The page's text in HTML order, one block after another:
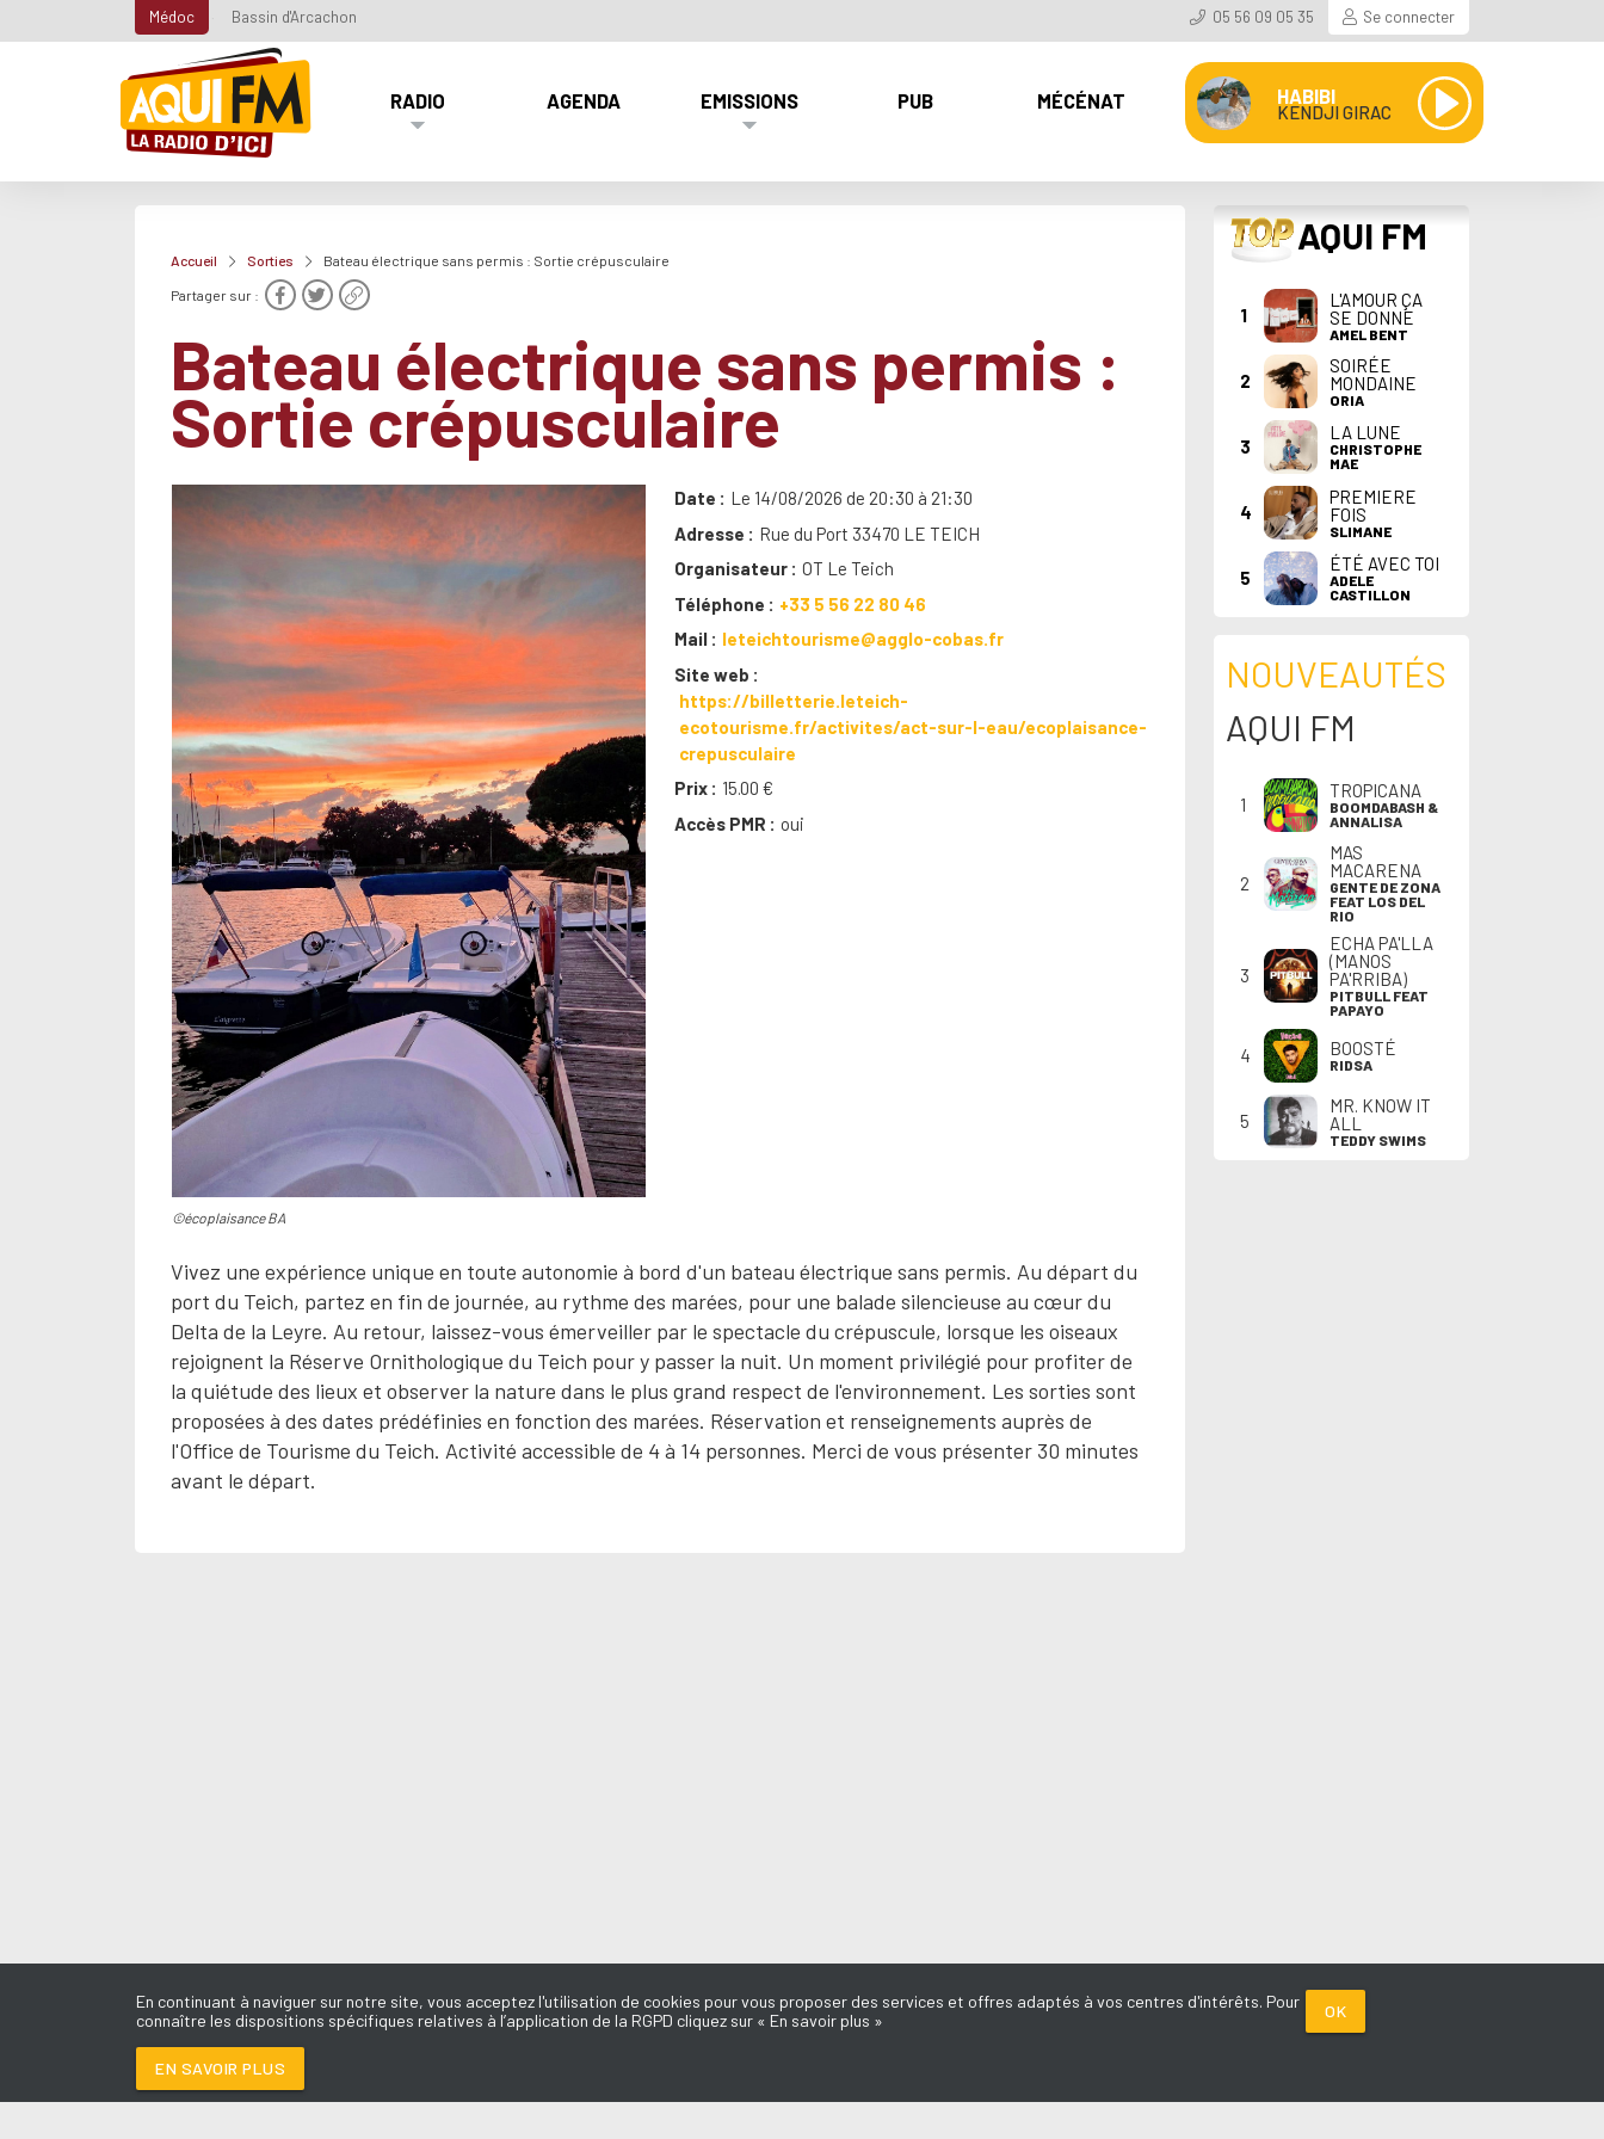
Médoc Bassin d'Arcachon 05 56 09 05 35 Se connecter
RADIO AGENDA EMISSIONS PUB MÉCÉNAT HABIBI
KENDJI GIRAC
Accueil Sorties Bateau électrique sans permis : Sortie crépusculaire
Partager sur :
Bateau électrique sans permis :
Sortie crépusculaire
©écoplaisance BA
Date
Le 14/08/2026 de 20:30 à 21:30
Adresse
Rue du Port 33470 LE TEICH
Organisateur
OT Le Teich
Téléphone
+33 5 56 22 80 46
Mail
leteichtourisme@agglo-cobas.fr
Site web
https://billetterie.leteich-
ecotourisme.fr/activites/act-sur-l-eau/ecoplaisance-
crepusculaire
Prix
15.00 €
Accès PMR
oui
Vivez une expérience unique en toute autonomie à bord d'un bateau électrique sans permis. Au départ du
port du Teich, partez en fin de journée, au rythme des marées, pour une balade silencieuse au cœur du
Delta de la Leyre. Au retour, laissez-vous émerveiller par le spectacle du crépuscule, lorsque les oiseaux
rejoignent la Réserve Ornithologique du Teich pour y passer la nuit. Un moment privilégié pour profiter de
la quiétude des lieux et observer la nature dans le plus grand respect de l'environnement. Les sorties sont
proposées à des dates prédéfinies en fonction des marées. Réservation et renseignements auprès de
l'Office de Tourisme du Teich. Activité accessible de 4 à 14 personnes. Merci de vous présenter 30 minutes
avant le départ.
TOP AQUI FM
1
L'AMOUR ÇA
SE DONNE
AMEL BENT
2
SOIRÉE
MONDAINE
ORIA
3
LA LUNE
CHRISTOPHE
MAE
4
PREMIERE
FOIS
SLIMANE
5
ÉTÉ AVEC TOI
ADELE
CASTILLON
NOUVEAUTÉS
AQUI FM
1
TROPICANA
BOOMDABASH &
ANNALISA
2
MAS
MACARENA
GENTE DE ZONA
FEAT LOS DEL
RIO
3
ECHA PA'LLA
(MANOS
PA'RRIBA)
PITBULL FEAT
PAPAYO
4 BOOSTÉ
RIDSA
5
MR. KNOW IT
ALL
TEDDY SWIMS
En continuant à naviguer sur notre site, vous acceptez l'utilisation de cookies pour vous proposer des services et offres adaptés à vos centres d'intérêts. Pour
connaître les dispositions spécifiques relatives à l’application de la RGPD cliquez sur « En savoir plus »
OK
EN SAVOIR PLUS